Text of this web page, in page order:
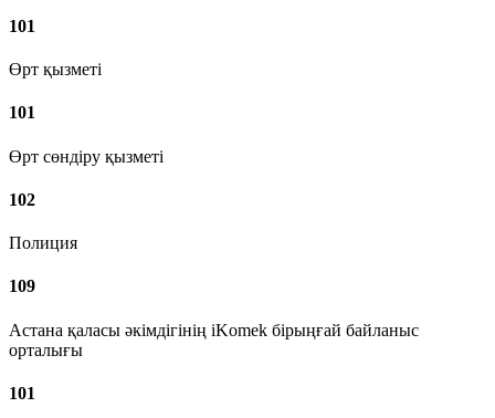
101
Өрт қызметі
101
Өрт сөндіру қызметі
102
Полиция
109
Астана қаласы әкімдігінің iKomek бірыңғай байланыс
орталығы
101